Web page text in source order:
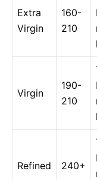
Extra
Virgin
160-
210
Virgin
190-
210
Refined 240+